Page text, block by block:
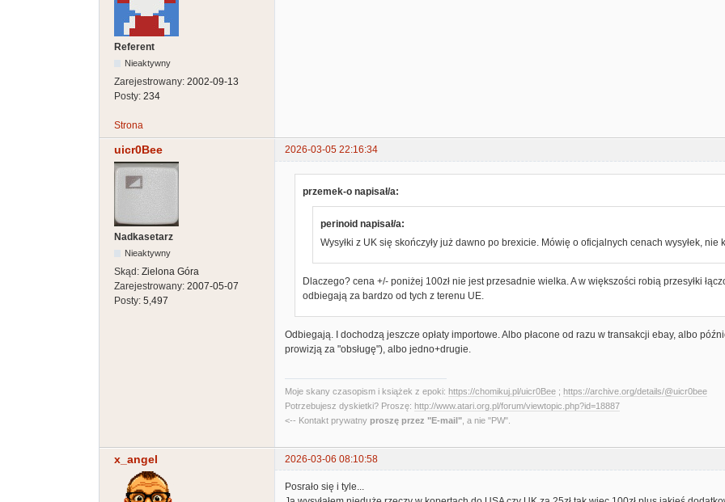
Referent
Nieaktywny
Zarejestrowany: 2002-09-13
Posty: 234
Strona
uicr0Bee 2026-03-05 22:16:34
Nadkasetarz
Nieaktywny
Skąd: Zielona Góra
Zarejestrowany: 2007-05-07
Posty: 5,497
przemek-o napisał/a:
perinoid napisał/a:
Wysyłki z UK się skończyły już dawno po brexicie. Mówię o oficjalnych cenach wysyłek, nie
Dlaczego? cena +/- poniżej 100zł nie jest przesadnie wielka. A w większości robią przesyłki
odbiegają za bardzo od tych z terenu UE.
Odbiegają. I dochodzą jeszcze opłaty importowe. Albo płacone od razu w transakcji ebay, albo
prowizją za "obsługę"), albo jedno+drugie.
Moje skany czasopism i książek z epoki: https://chomikuj.pl/uicr0Bee ; https://archive.org/details/@uicr0bee
Potrzebujesz dyskietki? Proszę: http://www.atari.org.pl/forum/viewtopic.php?id=18887
<-- Kontakt prywatny proszę przez "E-mail" , a nie "PW".
x_angel 2026-03-06 08:10:58
Posrało się i tyle...